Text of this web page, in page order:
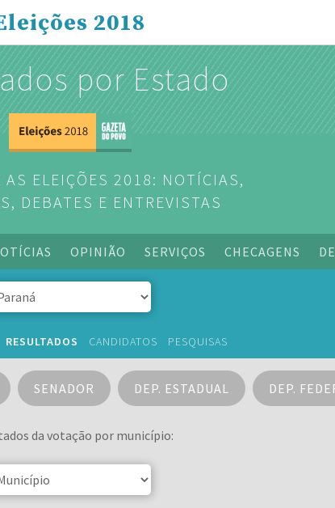
2018
por Estado
AS ELEIÇÕES 2018: NOTÍCIAS,
DEBATES E ENTREVISTAS
OPINIÃO SERVIÇOS CHECAGENS
RESULTADOS CANDIDATOS PESQUISAS
SENADOR DEP. ESTADUAL DEP.
da votação por município: